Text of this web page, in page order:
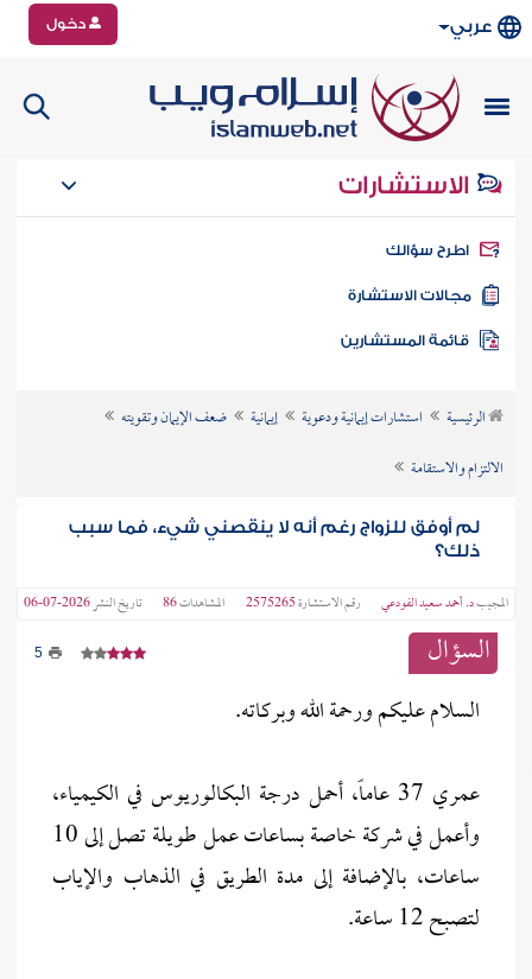
عربي دخول
الاستشارات
سؤالك
الاستشارة
الرئيسية استشارات إيمانية ودعوية إيمانية
ضعف الإيمان وتقويته
الالتزام والاستقامة
لم أوفق للزواج رغم أنه لا ينقصني شيء، فما سبب
ذلك؟
المجيبد. أحمد سعيد الفودعي رقم الاستشارة2575265 المشاهدات86 تاريخ النشر2026-07-06
السؤال 5
السلام عليكم ورحمة الله وبركاته.
عمري 37 عاماً، أحمل درجة البكالوريوس في الكيمياء،
وأعمل في شركة خاصة بساعات عمل طويلة تصل إلى 10
ساعات، بالإضافة إلى مدة الطريق في الذهاب والإياب
لتصبح 12 ساعة.